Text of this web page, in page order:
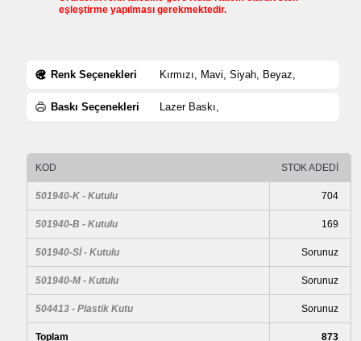
eşleştirme yapılması gerekmektedir.
Renk Seçenekleri Kırmızı, Mavi, Siyah, Beyaz,
Baskı Seçenekleri Lazer Baskı,
KOD STOK ADEDİ
501940-K - Kutulu 704
501940-B - Kutulu 169
501940-Sİ - Kutulu Sorunuz
501940-M - Kutulu Sorunuz
504413 - Plastik Kutu Sorunuz
Toplam 873